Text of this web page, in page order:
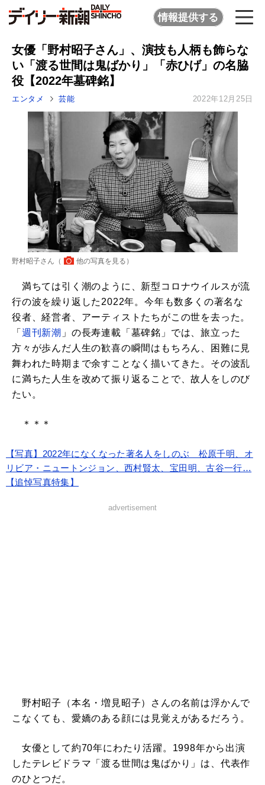
情報提供する
女優「野村昭子さん」、演技も人柄も飾らな
い「渡る世間は鬼ばかり」「赤ひげ」の名脇
役【2022年墓碑銘】
エンタメ 芸能 2022年12月25日
野村昭子さん（ 他の写真を見る ）
満ちては引く潮のように、新型コロナウイルスが流
行の波を繰り返した2022年。今年も数多くの著名な
役者、経営者、アーティストたちがこの世を去った。
「 週刊新潮 」の長寿連載「墓碑銘」では、旅立った
方々が歩んだ人生の歓喜の瞬間はもちろん、困難に見
舞われた時期まで余すことなく描いてきた。その波乱
に満ちた人生を改めて振り返ることで、故人をしのび
たい。
＊＊＊
【写真】2022年になくなった著名人をしのぶ 松原千明、オ
リビア・ニュートンジョン、西村賢太、宝田明、古谷一行…
【追悼写真特集】
advertisement
野村昭子（本名・増見昭子）さんの名前は浮かんで
こなくても、愛嬌のある顔には見覚えがあるだろう。
女優として約70年にわたり活躍。1998年から出演
したテレビドラマ「渡る世間は鬼ばかり」は、代表作
のひとつだ。